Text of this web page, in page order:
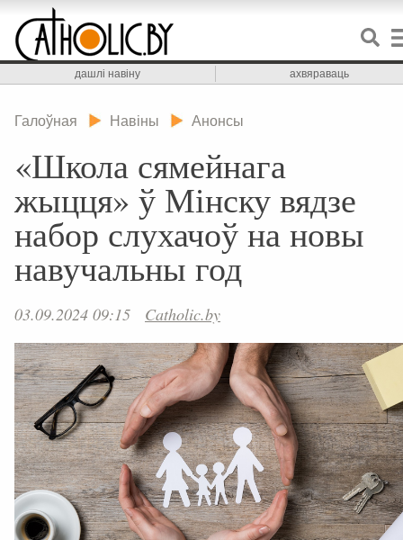
дашлі навіну ахвяраваць
Галоўная Навіны Анонсы
«Школа сямейнага
жыцця» ў Мінску вядзе
набор слухачоў на новы
навучальны год
03.09.2024 09:15 Catholic.by